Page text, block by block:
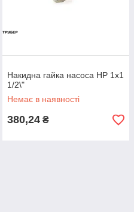
Накидна гайка насоса НР 1х1
1/2\"
Немає в наявності
380,24 ₴